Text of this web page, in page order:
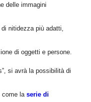
delle immagini
nitidezza più adatti,
di oggetti e persone.
si avrà la possibilità di
come la serie di